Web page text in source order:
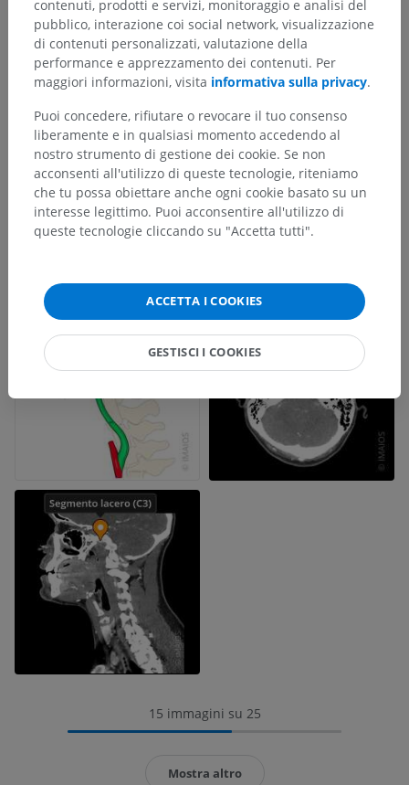
15 immagini su 25
Mostra altro
contenuti, prodotti e servizi, monitoraggio e analisi del
pubblico, interazione coi social network, visualizzazione
di contenuti personalizzati, valutazione della
performance e apprezzamento dei contenuti. Per
maggiori informazioni, visita informativa sulla privacy.
Puoi concedere, rifiutare o revocare il tuo consenso
liberamente e in qualsiasi momento accedendo al
nostro strumento di gestione dei cookie. Se non
acconsenti all'utilizzo di queste tecnologie, riteniamo
che tu possa obiettare anche ogni cookie basato su un
interesse legittimo. Puoi acconsentire all'utilizzo di
queste tecnologie cliccando su "Accetta tutti".
ACCETTA I COOKIES
GESTISCI I COOKIES